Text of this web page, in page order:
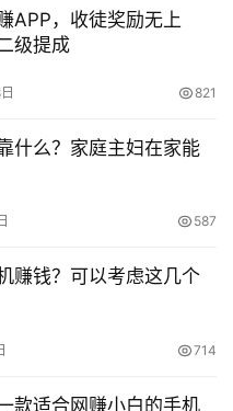
APP，收徒奖励无上
级提成
821
什么？家庭主妇在家能
587
赚钱？可以考虑这几个
714
款适合网赚小白的手机